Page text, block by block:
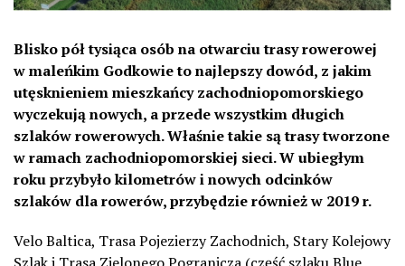
Blisko pół tysiąca osób na otwarciu trasy rowerowej
w maleńkim Godkowie to najlepszy dowód, z jakim
utęsknieniem mieszkańcy zachodniopomorskiego
wyczekują nowych, a przede wszystkim długich
szlaków rowerowych. Właśnie takie są trasy tworzone
w ramach zachodniopomorskiej sieci. W ubiegłym
roku przybyło kilometrów i nowych odcinków
szlaków dla rowerów, przybędzie również w 2019 r.
Velo Baltica, Trasa Pojezierzy Zachodnich, Stary Kolejowy